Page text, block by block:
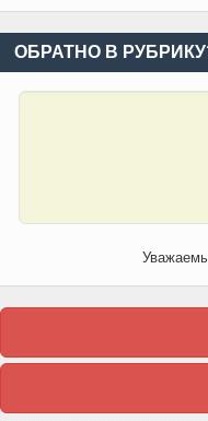
ОБРАТНО В